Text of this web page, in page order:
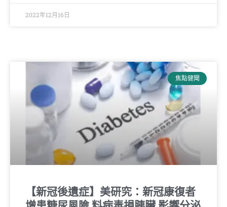
2022年12月16日
焦點健聞
【新冠後遺症】美研究：新冠康復者